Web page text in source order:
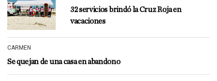
32 servicios brindó la Cruz Roja en
vacaciones
CARMEN
Se quejan de una casa en abandono